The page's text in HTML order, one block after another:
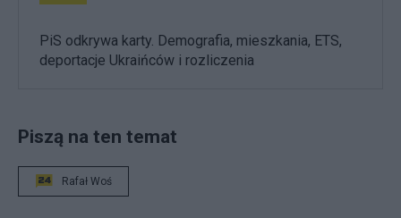
PiS odkrywa karty. Demografia, mieszkania, ETS,
deportacje Ukraińców i rozliczenia
Piszą na ten temat
Rafał Woś